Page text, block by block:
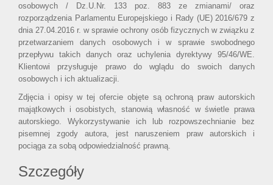
osobowych / Dz.U.Nr. 133 poz. 883 ze zmianami/ oraz
rozporządzenia Parlamentu Europejskiego i Rady (UE) 2016/679 z
dnia 27.04.2016 r. w sprawie ochrony osób fizycznych w związku z
przetwarzaniem danych osobowych i w sprawie swobodnego
przepływu takich danych oraz uchylenia dyrektywy 95/46/WE.
Klientowi przysługuje prawo do wglądu do swoich danych
osobowych i ich aktualizacji.
Zdjęcia i opisy w tej ofercie objęte są ochroną praw autorskich
majątkowych i osobistych, stanowią własność w świetle prawa
autorskiego. Wykorzystywanie ich lub rozpowszechnianie bez
pisemnej zgody autora, jest naruszeniem praw autorskich i
pociąga za sobą odpowiedzialność prawną.
Szczegóły